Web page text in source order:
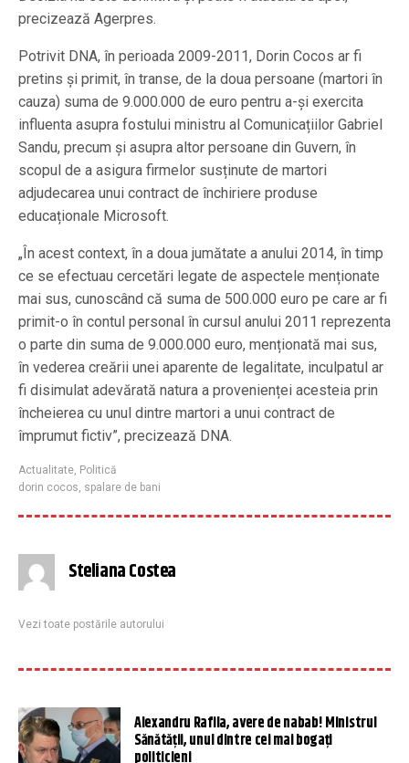
precizează Agerpres.
Potrivit DNA, în perioada 2009-2011, Dorin Cocos ar fi
pretins și primit, în transe, de la doua persoane (martori în
cauza) suma de 9.000.000 de euro pentru a-și exercita
influenta asupra fostului ministru al Comunicațiilor Gabriel
Sandu, precum și asupra altor persoane din Guvern, în
scopul de a asigura firmelor susținute de martori
adjudecarea unui contract de închiriere produse
educaționale Microsoft.
„În acest context, în a doua jumătate a anului 2014, în timp
ce se efectuau cercetări legate de aspectele menționate
mai sus, cunoscând că suma de 500.000 euro pe care ar fi
primit-o în contul personal în cursul anului 2011 reprezenta
o parte din suma de 9.000.000 euro, menționată mai sus,
în vederea creării unei aparente de legalitate, inculpatul ar
fi disimulat adevărată natura a provenienței acesteia prin
încheierea cu unul dintre martori a unui contract de
împrumut fictiv”, precizează DNA.
Actualitate, Politică
dorin cocos, spalare de bani
Steliana Costea
Vezi toate postările autorului
Alexandru Rafila, avere de nabab! Ministrul
Sănătății, unul dintre cei mai bogați
politicieni